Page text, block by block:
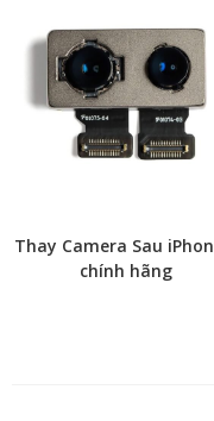
Thay Camera Sau
chính hãng